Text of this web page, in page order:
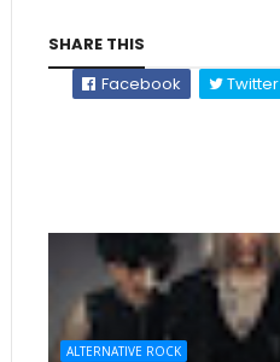
SHARE THIS
Facebook
Twitter
ALTERNATIVE ROCK